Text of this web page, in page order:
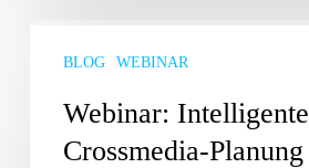
Intelligente
Planung
BLOG WEBINAR
Webinar: Intelligente
Crossmedia-Planung